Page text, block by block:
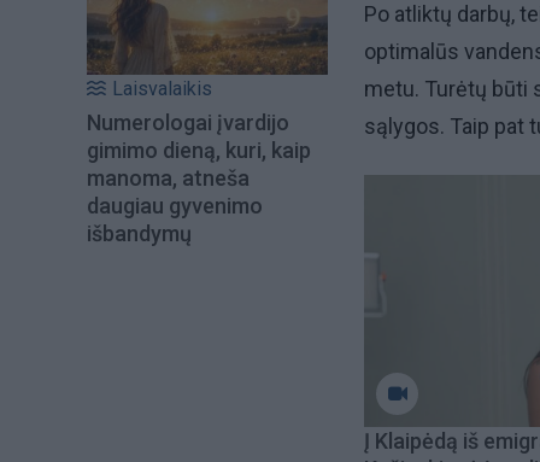
Laisvalaikis
Numerologai įvardijo
gimimo dieną, kuri, kaip
manoma, atneša
daugiau gyvenimo
išbandymų
Po atliktų darbų,
optimalūs
metu. Turėtų būti
sąlygos. Taip pat
Į Klaipėdą iš